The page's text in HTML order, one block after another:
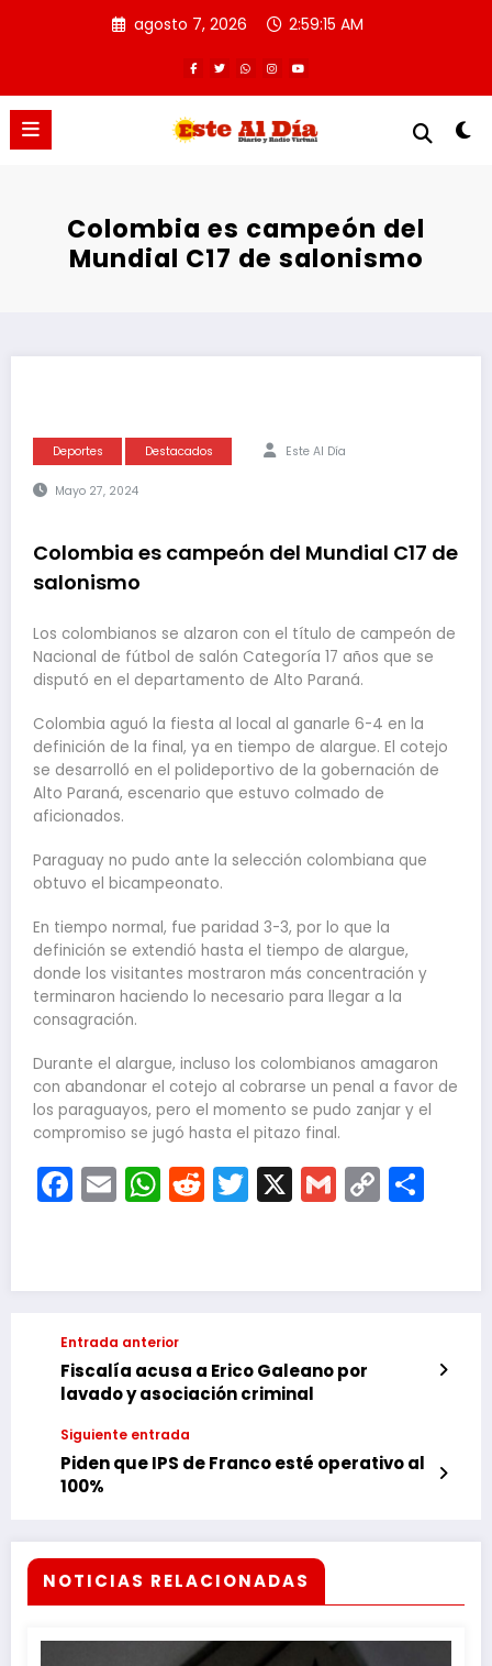
agosto 7, 2026 2:59:15 AM
Colombia es campeón del
Mundial C17 de salonismo
Deportes Destacados Este Al Día
Mayo 27, 2024
Colombia es campeón del Mundial C17 de
salonismo
Los colombianos se alzaron con el título de campeón de
Nacional de fútbol de salón Categoría 17 años que se
disputó en el departamento de Alto Paraná.
Colombia aguó la fiesta al local al ganarle 6-4 en la
definición de la final, ya en tiempo de alargue. El cotejo
se desarrolló en el polideportivo de la gobernación de
Alto Paraná, escenario que estuvo colmado de
aficionados.
Paraguay no pudo ante la selección colombiana que
obtuvo el bicampeonato.
En tiempo normal, fue paridad 3-3, por lo que la
definición se extendió hasta el tiempo de alargue,
donde los visitantes mostraron más concentración y
terminaron haciendo lo necesario para llegar a la
consagración.
Durante el alargue, incluso los colombianos amagaron
con abandonar el cotejo al cobrarse un penal a favor de
los paraguayos, pero el momento se pudo zanjar y el
compromiso se jugó hasta el pitazo final.
Facebook
EmailWhatsApp
Reddit
Twitter
X Gmail
Copy
Link
Entrada anterior
Fiscalía acusa a Erico Galeano por
lavado y asociación criminal
Siguiente entrada
Piden que IPS de Franco esté operativo al
100%
NOTICIAS RELACIONADAS